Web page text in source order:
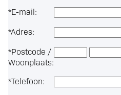
*E-mail:
*Adres:
*Postcode /
Woonplaats:
*Telefoon: